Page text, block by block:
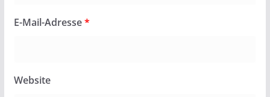
E-Mail-Adresse*
Website